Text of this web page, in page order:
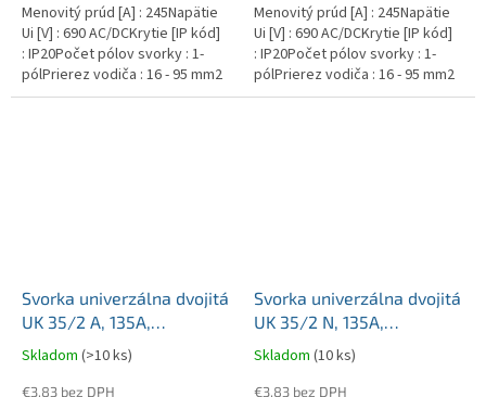
Menovitý prúd [A] : 245Napätie
Ui [V] : 690 AC/DCKrytie [IP kód]
: IP20Počet pólov svorky : 1-
pólPrierez vodiča : 16 - 95 mm2
Menovitý prúd [A] : 245Napätie
Ui [V] : 690 AC/DCKrytie [IP kód]
: IP20Počet pólov svorky : 1-
pólPrierez vodiča : 16 - 95 mm2
Svorka univerzálna dvojitá
UK 35/2 A, 135A,
2x35mm2 1pól, AL/CU,
krytá, sivá, na DIN lištu
Skladom (>10 ks)
€3,83 bez DPH
Svorka univerzálna dvojitá
UK 35/2 N, 135A,
2x35mm2 1pól, AL/CU,
krytá, modrá, na DIN lištu
Skladom (10 ks)
€3,83 bez DPH